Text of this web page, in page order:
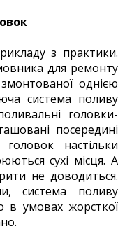
з практики.
для ремонту
однією
система поливу
головки-
посередині
головок настільки
сухі місця. А
не доводиться.
система поливу
в умовах жорсткої